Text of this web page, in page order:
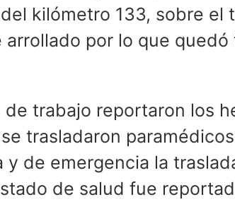
kilómetro 133, sobre el
arrollado por lo que
trabajo reportaron los
trasladaron
y de emergencia la
de salud fue